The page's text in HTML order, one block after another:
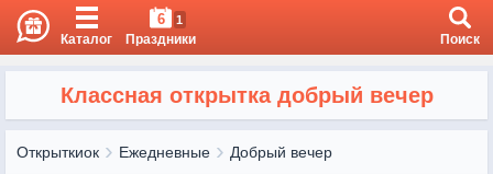
Каталог
6 1
Праздники Поиск
Классная открытка добрый вечер
Открыткиок Ежедневные Добрый вечер